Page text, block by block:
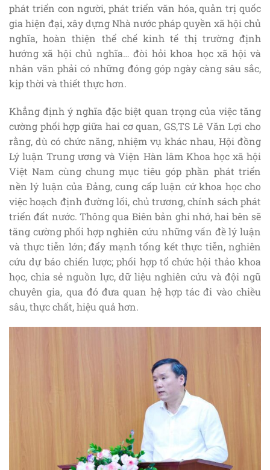
phát triển con người, phát triển văn hóa, quản trị quốc
gia hiện đại, xây dựng Nhà nước pháp quyền xã hội chủ
nghĩa, hoàn thiện thể chế kinh tế thị trường định
hướng xã hội chủ nghĩa… đòi hỏi khoa học xã hội và
nhân văn phải có những đóng góp ngày càng sâu sắc,
kịp thời và thiết thực hơn.
Khẳng định ý nghĩa đặc biệt quan trọng của việc tăng
cường phối hợp giữa hai cơ quan, GS,TS Lê Văn Lợi cho
rằng, dù có chức năng, nhiệm vụ khác nhau, Hội đồng
Lý luận Trung ương và Viện Hàn lâm Khoa học xã hội
Việt Nam cùng chung mục tiêu góp phần phát triển
nền lý luận của Đảng, cung cấp luận cứ khoa học cho
việc hoạch định đường lối, chủ trương, chính sách phát
triển đất nước. Thông qua Biên bản ghi nhớ, hai bên sẽ
tăng cường phối hợp nghiên cứu những vấn đề lý luận
và thực tiễn lớn; đẩy mạnh tổng kết thực tiễn, nghiên
cứu dự báo chiến lược; phối hợp tổ chức hội thảo khoa
học, chia sẻ nguồn lực, dữ liệu nghiên cứu và đội ngũ
chuyên gia, qua đó đưa quan hệ hợp tác đi vào chiều
sâu, thực chất, hiệu quả hơn.